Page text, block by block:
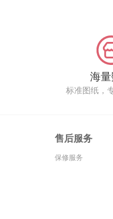
海
标准图纸，
售后服务
保修服务